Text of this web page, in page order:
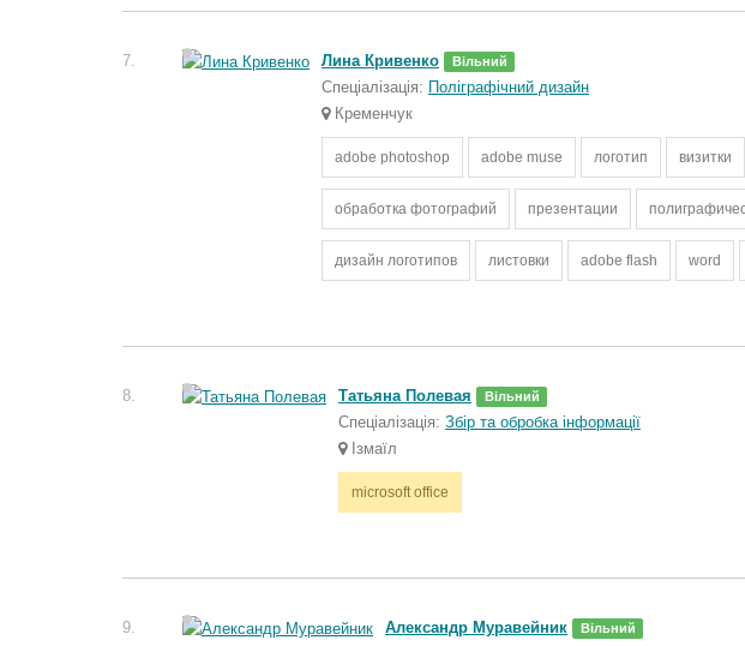
7. Лина Кривенко Вільний
Спеціалізація: Поліграфічний дизайн
Кременчук
adobe photoshop adobe muse логотип визитки
обработка фотографий презентации
дизайн логотипов листовки adobe flash word
8. Татьяна Полевая Вільний
Спеціалізація: Збір та обробка інформації
Ізмаїл
microsoft office
9. Александр Муравейник Вільний